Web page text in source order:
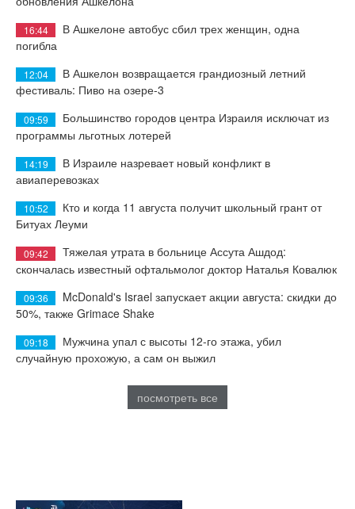
16:44
В Ашкелоне автобус сбил трех женщин, одна
погибла
12:04
В Ашкелон возвращается грандиозный летний
фестиваль: Пиво на озере-3
09:59
Большинство городов центра Израиля исключат из
программы льготных лотерей
14:19
В Израиле назревает новый конфликт в
авиаперевозках
10:52
Кто и когда 11 августа получит школьный грант от
Битуах Леуми
09:42
Тяжелая утрата в больнице Ассута Ашдод:
скончалась известный офтальмолог доктор Наталья Ковалюк
09:36
McDonald's Israel запускает акции августа: скидки до
50%, также Grimace Shake
09:18
Мужчина упал с высоты 12-го этажа, убил
случайную прохожую, а сам он выжил
посмотреть все